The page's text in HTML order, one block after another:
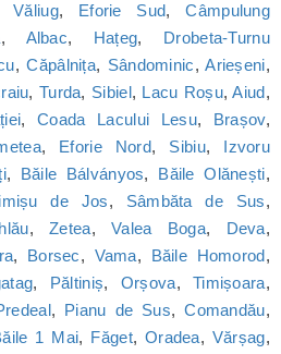
Văliug, Eforie Sud,Câmpulung
, Albac, Hațeg, Drobeta-Turnu
,Căpâlnița, Sândominic,Arieșeni,
, Turda, Sibiel, Lacu Roșu,Aiud,
,Coada Lacului Lesu, Brașov,
, Eforie Nord, Sibiu, Izvoru
, Băile Bálványos, Băile Olănești,
de Jos, Sâmbăta de Sus,
,Zetea,Valea Boga, Deva,
, Borsec, Vama, Băile Homorod,
, Păltiniș, Orșova, Timișoara,
, Pianu de Sus,Comandău,
1 Mai, Făget, Oradea, Vărșag,